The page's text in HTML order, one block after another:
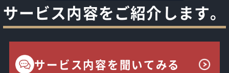
サービス内容をご紹介します。
サービス内容を聞いてみる